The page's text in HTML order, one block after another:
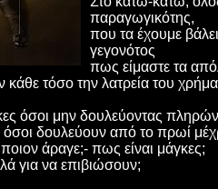
παραγωγικότης,
που τα έχουμε
γεγονότος
πως είμαστε τα
τόσο την λατρεία του
όσοι μην δουλεύοντας
όσοι δουλεύουν από το πρωί
άραγε;- πως είναι μάγκες;
για να επιβιώσουν;